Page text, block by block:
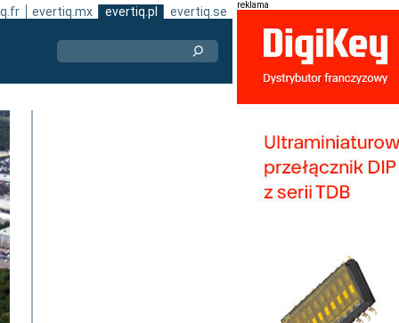
evertiq.mx evertiq.pl evertiq.se reklama